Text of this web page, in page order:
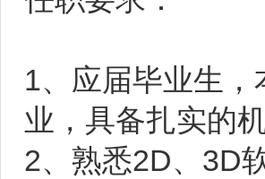
1、应届毕业生
业，具备扎实的
2、熟悉2D、3D